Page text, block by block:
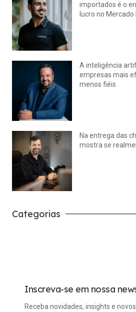
importados é o
lucro no Mercado
A inteligência
empresas mais
menos fiéis
Na entrega das
mostra se
Categorias
Inscreva-se em nossa
Receba novidades, insights e